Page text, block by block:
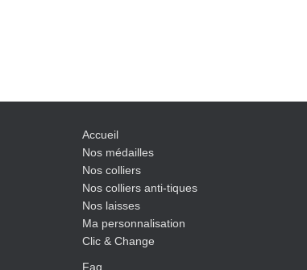
Accueil
Nos médailles
Nos colliers
Nos colliers anti-tiques
Nos laisses
Ma personnalisation
Clic & Change
Faq